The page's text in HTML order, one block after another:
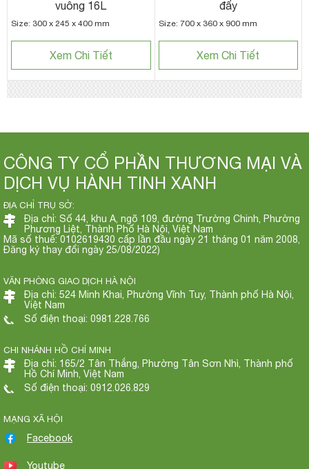
vuông 16L
Size: 300 x 245 x 400 mm
Xem Chi Tiết
đẩy
Size: 700 x 360 x 900 mm
Xem Chi Tiết
CÔNG TY CỔ PHẦN THƯƠNG MẠI VÀ
DỊCH VỤ HÀNH TINH XANH
ĐỊA CHỈ TRỤ SỞ:
Địa chỉ: Số 44, khu A, ngõ 109, đường Trường Chinh, Phường
Phương Liệt, Thành Phố Hà Nội, Việt Nam
Mã số thuế: 0102619430 cấp lần đầu ngày 21 tháng 01 năm 2008,
Đăng ký thay đổi ngày 25/08/2022)
VĂN PHÒNG GIAO DỊCH HÀ NỘI
Địa chỉ: 524 Minh Khai, Phường Vĩnh Tuy, Thành phố Hà Nội,
Việt Nam
Số điện thoại: 0981.228.766
CHI NHÁNH HỒ CHÍ MINH
Địa chỉ: 165/2 Tân Thắng, Phường Tân Sơn Nhì, Thành phố
Hồ Chí Minh, Việt Nam
Số điện thoại: 0912.026.829
MẠNG XÃ HỘI
Facebook
Youtube